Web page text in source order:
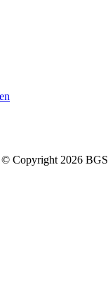
© Copyright 2026 BGS